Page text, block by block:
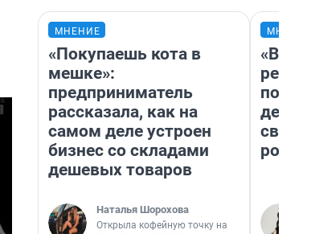
МНЕНИЕ
«Покупаешь кота в
мешке»:
предприниматель
рассказала, как на
самом деле устроен
бизнес со складами
дешевых товаров
Наталья Шорохова
Открыла кофейную точку на